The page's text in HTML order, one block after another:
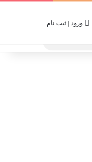
ورود | ثبت نام